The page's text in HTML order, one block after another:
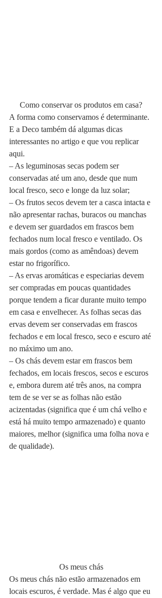
Como conservar os produtos em casa?
A forma como conservamos é determinante.
E a Deco também dá algumas dicas
interessantes no artigo e que vou replicar
aqui.
– As leguminosas secas podem ser
conservadas até um ano, desde que num
local fresco, seco e longe da luz solar;
– Os frutos secos devem ter a casca intacta e
não apresentar rachas, buracos ou manchas
e devem ser guardados em frascos bem
fechados num local fresco e ventilado. Os
mais gordos (como as amêndoas) devem
estar no frigorífico.
– As ervas aromáticas e especiarias devem
ser compradas em poucas quantidades
porque tendem a ficar durante muito tempo
em casa e envelhecer. As folhas secas das
ervas devem ser conservadas em frascos
fechados e em local fresco, seco e escuro até
no máximo um ano.
– Os chás devem estar em frascos bem
fechados, em locais frescos, secos e escuros
e, embora durem até três anos, na compra
tem de se ver se as folhas não estão
acizentadas (significa que é um chá velho e
está há muito tempo armazenado) e quanto
maiores, melhor (significa uma folha nova e
de qualidade).
Os meus chás
Os meus chás não estão armazenados em
locais escuros, é verdade. Mas é algo que eu